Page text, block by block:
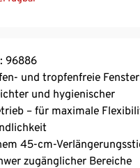
96886
und tropfenfreie
und hygienischer
– für maximale
45-cm-
zugänglicher Bereiche